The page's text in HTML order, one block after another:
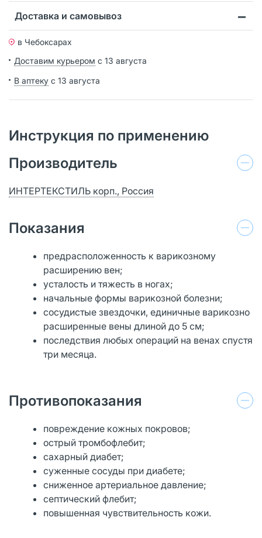
Доставка и самовывоз
в Чебоксарах
Доставим курьером с 13 августа
В аптеку с 13 августа
Инструкция по применению
Производитель
ИНТЕРТЕКСТИЛЬ корп., Россия
Показания
предрасположенность к варикозному
расширению вен;
усталость и тяжесть в ногах;
начальные формы варикозной болезни;
сосудистые звездочки, единичные варикозно
расширенные вены длиной до 5 см;
последствия любых операций на венах спустя
три месяца.
Противопоказания
повреждение кожных покровов;
острый тромбофлебит;
сахарный диабет;
суженные сосуды при диабете;
сниженное артериальное давление;
септический флебит;
повышенная чувствительность кожи.